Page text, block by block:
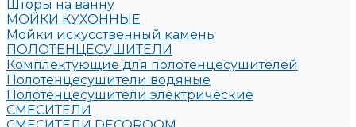
Шторы на ванну
МОЙКИ КУХОННЫЕ
Мойки искусственный камень
ПОЛОТЕНЦЕСУШИТЕЛИ
Комплектующие для полотенцесушителей
Полотенцесушители водяные
Полотенцесушители электрические
СМЕСИТЕЛИ